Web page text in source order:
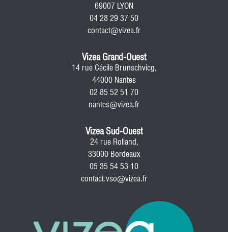
69007 LYON
04 28 29 37 50
contact@vizea.fr
Vizea Grand-Ouest
14 rue Cécile Brunschvicg,
44000 Nantes
02 85 52 51 70
nantes@vizea.fr
Vizea Sud-Ouest
24 rue Rolland,
33000 Bordeaux
05 35 54 53 10
contact.vso@vizea.fr